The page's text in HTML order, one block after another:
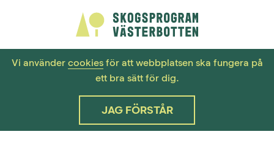
Vi använder cookiesför att webbplatsen ska fungera på
ett bra sätt för dig.
JAG FÖRSTÅR